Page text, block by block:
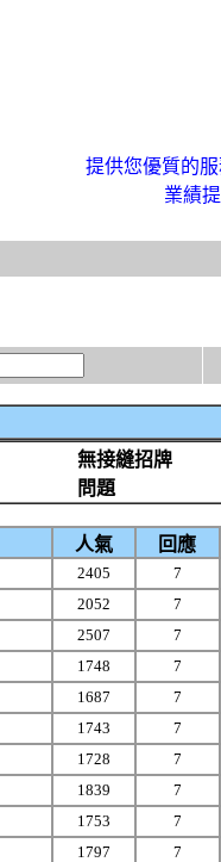
提供您優質的
業績
無接縫招牌
問題
人氣 回應
2405 7
2052 7
2507 7
1748 7
1687 7
1743 7
1728 7
1839 7
1753 7
1797 7